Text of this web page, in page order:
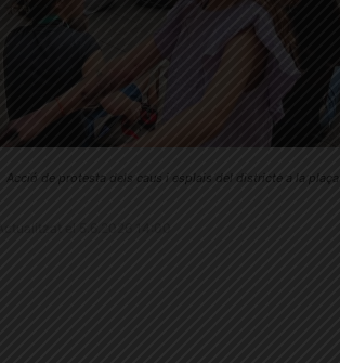
Acció de protesta dels caus i esplais del districte a la